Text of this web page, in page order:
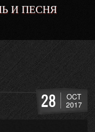
И ПЕСНЯ
28
OCT
2017